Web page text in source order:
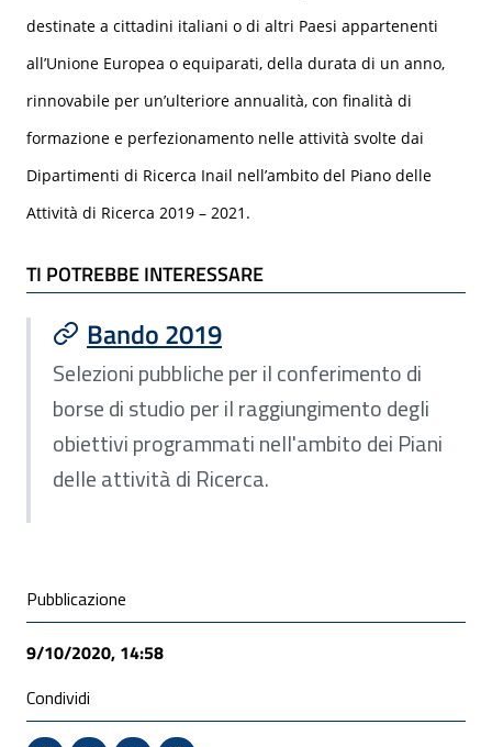
destinate a cittadini italiani o di altri Paesi appartenenti
all’Unione Europea o equiparati, della durata di un anno,
rinnovabile per un’ulteriore annualità, con finalità di
formazione e perfezionamento nelle attività svolte dai
Dipartimenti di Ricerca Inail nell’ambito del Piano delle
Attività di Ricerca 2019 – 2021.
TI POTREBBE INTERESSARE
TI POTREBBE INTERESSARE
Bando 2019
Selezioni pubbliche per il conferimento di
borse di studio per il raggiungimento degli
obiettivi programmati nell'ambito dei Piani
delle attività di Ricerca.
Condivisione social
Pubblicazione
9/10/2020, 14:58
Condividi